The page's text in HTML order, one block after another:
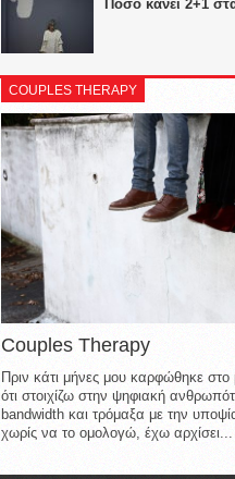
Πόσο κάνει 2+1
COUPLES THERAPY
Couples Therapy
Πριν κάτι μήνες μου καρφώθηκε στο
ότι στοιχίζω στην ψηφιακή
bandwidth και τρόμαξα με την
χωρίς να το ομολογώ, έχω αρχίσει...